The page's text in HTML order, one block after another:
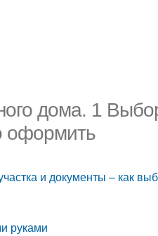
дома. 1
оформить
и документы – как
руками